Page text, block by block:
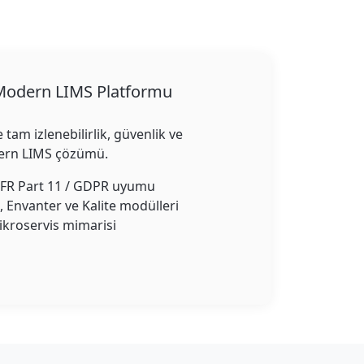
LIMS Platformu
izlenebilirlik, güvenlik ve
LIMS çözümü.
Part 11 / GDPR uyumu
Envanter ve Kalite modülleri
mimarisi